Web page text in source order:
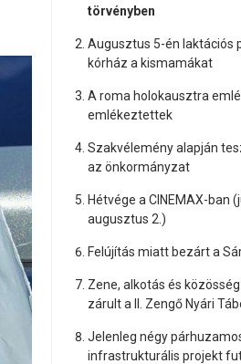
törvényben
Augusztus 5-én laktációs
kórház a kismamákat
A roma holokausztra
emlékeztettek
Szakvélemény alapján
az önkormányzat
Hétvége a CINEMAX-ban
augusztus 2.)
Felújítás miatt bezárt a
Zene, alkotás és
zárult a II. Zengő Nyári
Jelenleg négy
infrastrukturális projekt